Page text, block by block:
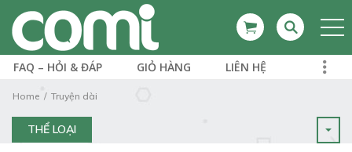
FAQ – HỎI & ĐÁP GIỎ HÀNG LIÊN HỆ
Home Truyện dài
THỂ LOẠI